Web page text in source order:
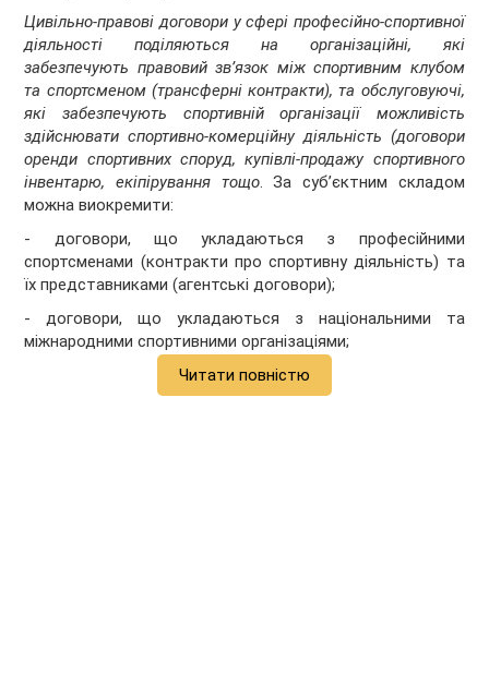
Цивільно-правові договори у сфері професійно-спортивної
діяльності поділяються на організаційні, які
забезпечують правовий зв’язок між спортивним клубом
та спортсменом (трансферні контракти), та обслуговуючі,
які забезпечують спортивній організації можливість
здійснювати спортивно-комерційну діяльність (договори
оренди спортивних споруд, купівлі-продажу спортивного
інвентарю, екіпірування тощо. За суб’єктним складом
можна виокремити:
- договори, що укладаються з професійними
спортсменами (контракти про спортивну діяльність) та
їх представниками (агентські договори);
- договори, що укладаються з національними та
міжнародними спортивними організаціями;
Читати повністю